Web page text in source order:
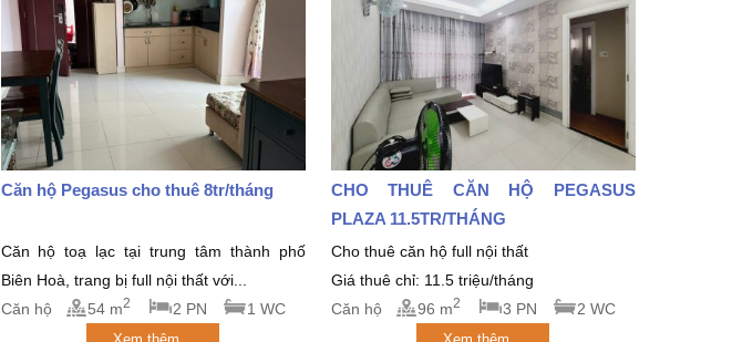
Căn hộ Pegasus cho thuê 8tr/tháng
Căn hộ toạ lạc tại trung tâm thành phố
Biên Hoà, trang bị full nội thất với...
Căn hộ
54 m2 2 PN 1 WC
CHO THUÊ CĂN HỘ PEGASUS
PLAZA 11.5TR/THÁNG
Cho thuê căn hộ full nội thất
Giá thuê chỉ: 11.5 triệu/tháng
Căn hộ
96 m2 3 PN 2 WC